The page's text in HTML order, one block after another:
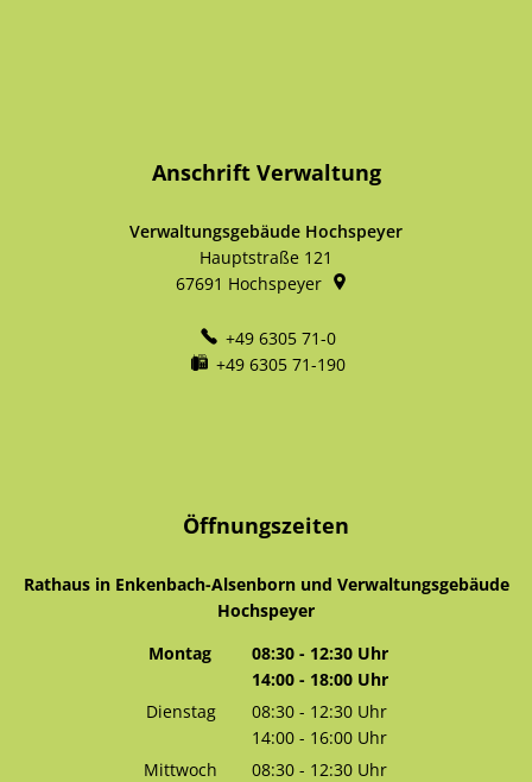
Anschrift Verwaltung
Verwaltungsgebäude Hochspeyer
Hauptstraße 121
67691 Hochspeyer
+49 6305 71-0
+49 6305 71-190
Öffnungszeiten
Rathaus in Enkenbach-Alsenborn und Verwaltungsgebäude
Hochspeyer
Montag
08:30- 12:30Uhr
Von 08:30 bis 12:30 Uhr
14:00- 18:00Uhr
Von 14:00 bis 18:00 Uhr
Dienstag 08:30 - 12:30 Uhr
Von 08:30 bis 12:30 Uhr
14:00 - 16:00 Uhr
Von 14:00 bis 16:00 Uhr
Mittwoch 08:30 - 12:30 Uhr